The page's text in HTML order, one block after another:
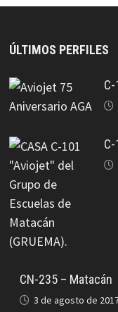
ÚLTIMOS PERFILES
CN-235 – Matacán
3 de agosto de